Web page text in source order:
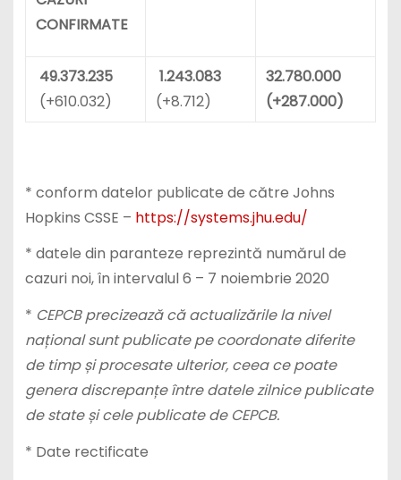
CONFIRMATE
49.373.235
(+610.032)
1.243.083
(+8.712)
32.780.000
(+287.000)
* conform datelor publicate de către Johns
Hopkins CSSE – https://systems.jhu.edu/
* datele din paranteze reprezintă numărul de
cazuri noi, în intervalul 6 – 7 noiembrie 2020
* CEPCB precizează că actualizările la nivel
național sunt publicate pe coordonate diferite
de timp și procesate ulterior, ceea ce poate
genera discrepanțe între datele zilnice publicate
de state și cele publicate de CEPCB.
* Date rectificate